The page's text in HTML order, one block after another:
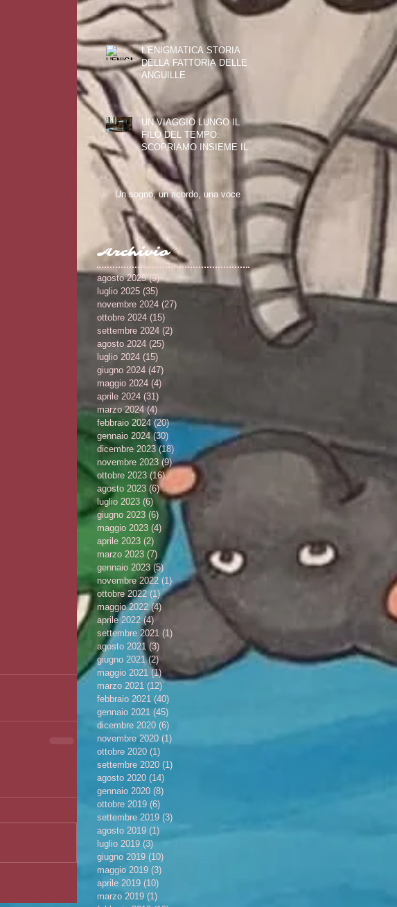
L'ENIGMATICA STORIA
DELLA FATTORIA DELLE
ANGUILLE
UN VIAGGIO LUNGO IL
FILO DEL TEMPO:
SCOPRIAMO INSIEME IL
PAISLEY THREAD MILL
MUSEUM
Un sogno, un ricordo, una voce
Archivio
agosto 2025 (9)9 post
luglio 2025 (35)
novembre 2024 (27)
ottobre 2024 (15)
settembre 2024 (2)
agosto 2024 (25)
luglio 2024 (15)
giugno 2024 (47)
maggio 2024 (4)
aprile 2024 (31)
marzo 2024 (4)
febbraio 2024 (20)20 post
gennaio 2024 (30)
dicembre 2023 (18) 18 post
novembre 2023 (9)9 post
ottobre 2023 (16)16 post
agosto 2023 (6)6 post
luglio 2023 (6) 6 post
giugno 2023 (6) 6 post
maggio 2023 (4) 4 post
aprile 2023 (2) 2 post
marzo 2023 (7) 7 post
gennaio 2023 (5)
novembre 2022 (1) 1 post
ottobre 2022 (1)1 post
maggio 2022 (4)4 post
aprile 2022 (4)
settembre 2021 (1)
agosto 2021 (3)
giugno 2021 (2)2 post
maggio 2021 (1)1 post
marzo 2021 (12)12 post
febbraio 2021 (40)
gennaio 2021 (45)
dicembre 2020 (6)
novembre 2020 (1)
ottobre 2020 (1)
settembre 2020 (1)
agosto 2020 (14)
gennaio 2020 (8)
ottobre 2019 (6)
settembre 2019 (3)
agosto 2019 (1)
luglio 2019 (3)
giugno 2019 (10)
maggio 2019 (3)
aprile 2019 (10)
marzo 2019 (1)